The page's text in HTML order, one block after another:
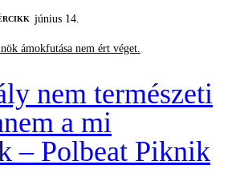
június 14.
ámokfutása nem ért véget.
nem természeti
a mi
– Polbeat Piknik